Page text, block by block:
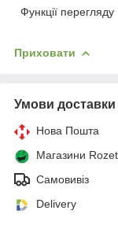
Функції перегляду
Приховати
Умови доставки
Нова Пошта
Магазини
Самовивіз
Delivery